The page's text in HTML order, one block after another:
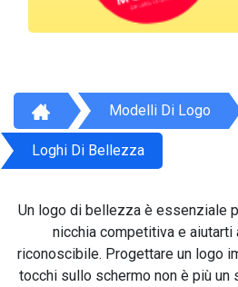
Modelli Di Logo
Loghi Di Bellezza
Un logo di bellezza è essenziale
nicchia competitiva e aiutarti
riconoscibile. Progettare un logo
tocchi sullo schermo non è più un